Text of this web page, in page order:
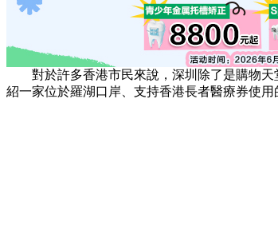
對於許多香港市民來說，深圳除了是購物天
紹一家位於羅湖口岸、支持香港長者醫療券使